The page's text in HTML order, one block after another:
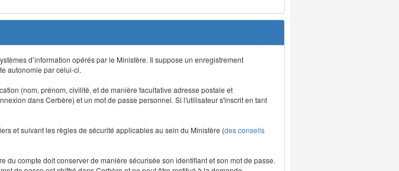
d’information opérés par le Ministère. Il suppose un enregistrement
autonomie par celui-ci.
(nom, prénom, civilité, et de manière facultative adresse postale et
dans Cerbère) et un mot de passe personnel. Si l'utilisateur s'inscrit en tant
et suivant les règles de sécurité applicables au sein du Ministère (des conseils
du compte doit conserver de manière sécurisée son identifiant et son mot de passe.